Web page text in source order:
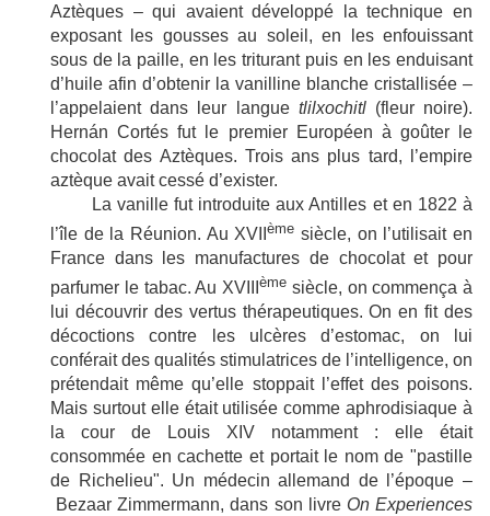
Aztèques – qui avaient développé la technique en
exposant les gousses au soleil, en les enfouissant
sous de la paille, en les triturant puis en les enduisant
d’huile afin d’obtenir la vanilline blanche cristallisée –
l’appelaient dans leur langue tlilxochitl(fleur noire).
Hernán Cortés fut le premier Européen à goûter le
chocolat des Aztèques. Trois ans plus tard, l’empire
aztèque avait cessé d’exister.
La vanille fut introduite aux Antilles et en 1822 à
l’île de la Réunion. Au XVIIème siècle, on l’utilisait en
France dans les manufactures de chocolat et pour
parfumer le tabac. Au XVIII ème siècle, on commença à
lui découvrir des vertus thérapeutiques. On en fit des
décoctions contre les ulcères d’estomac, on lui
conférait des qualités stimulatrices de l’intelligence, on
prétendait même qu’elle stoppait l’effet des poisons.
Mais surtout elle était utilisée comme aphrodisiaque à
la cour de Louis XIV notamment : elle était
consommée en cachette et portait le nom de "pastille
de Richelieu". Un médecin allemand de l’époque –
Bezaar Zimmermann, dans son livre On Experiences